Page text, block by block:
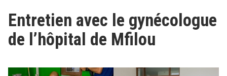
Entretien avec le gynécologue
de l’hôpital de Mfilou